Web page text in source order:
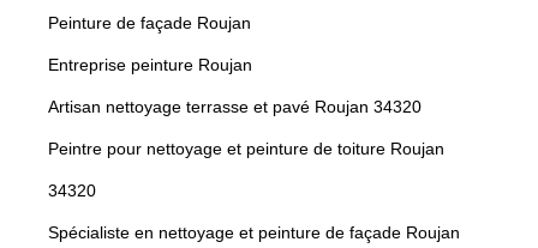
Peinture de façade Roujan
Entreprise peinture Roujan
Artisan nettoyage terrasse et pavé Roujan 34320
Peintre pour nettoyage et peinture de toiture Roujan
34320
Spécialiste en nettoyage et peinture de façade Roujan